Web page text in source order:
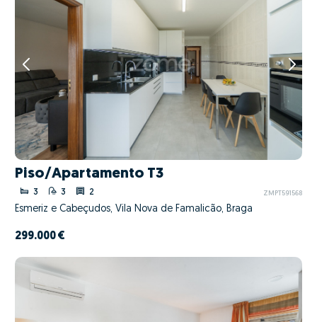
Piso/Apartamento T3
3 3 2 ZMPT591568
Esmeriz e Cabeçudos, Vila Nova de Famalicão, Braga
299.000 €